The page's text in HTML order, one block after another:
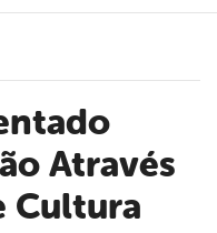
Através
Cultura